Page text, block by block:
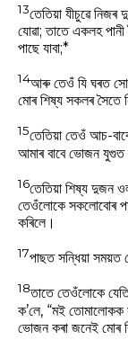
13তেতিয়া যীচুৱে
যোৱা; তাতে একলহ
পাছে যাবা;*
14আৰু তেওঁ যি ঘৰত
মোৰ শিষ্য সকলৰ সৈতে
15তেতিয়া তেওঁ আচ-
আমাৰ বাবে ভোজন
16তেতিয়া শিষ্য দুজন
তেওঁলোকে সকলোবোৰ
কৰিলে।
17পাছত সন্ধিয়া সময়ত
18তাতে তেওঁলোকে
ক’লে, “মই
ভোজন কৰা জনেই মোৰ